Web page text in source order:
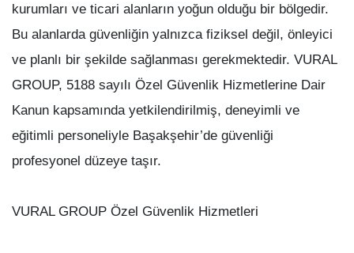
kurumları ve ticari alanların yoğun olduğu bir bölgedir.
Bu alanlarda güvenliğin yalnızca fiziksel değil, önleyici
ve planlı bir şekilde sağlanması gerekmektedir. VURAL
GROUP, 5188 sayılı Özel Güvenlik Hizmetlerine Dair
Kanun kapsamında yetkilendirilmiş, deneyimli ve
eğitimli personeliyle Başakşehir’de güvenliği
profesyonel düzeye taşır.
VURAL GROUP Özel Güvenlik Hizmetleri